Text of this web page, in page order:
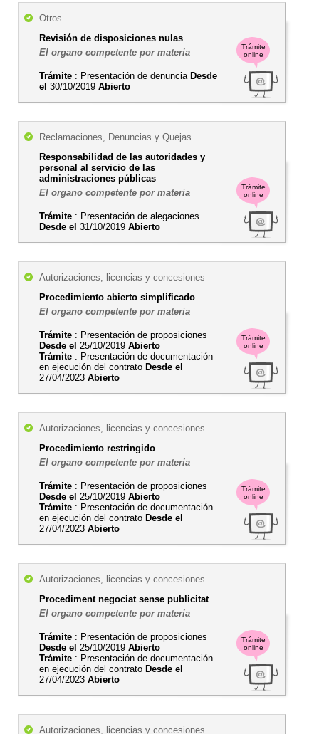
Trámite
online
Otros
Revisión de disposiciones nulas
El organo competente por materia
Trámite : Presentación de denuncia Desde
el 30/10/2019 Abierto
Trámite
online
Reclamaciones, Denuncias y Quejas
Responsabilidad de las autoridades y
personal al servicio de las
administraciones públicas
El organo competente por materia
Trámite : Presentación de alegaciones
Desde el 31/10/2019 Abierto
Trámite
online
Autorizaciones, licencias y concesiones
Procedimiento abierto simplificado
El organo competente por materia
Trámite : Presentación de proposiciones
Desde el 25/10/2019 Abierto
Trámite : Presentación de documentación
en ejecución del contrato Desde el
27/04/2023 Abierto
Trámite
online
Autorizaciones, licencias y concesiones
Procedimiento restringido
El organo competente por materia
Trámite : Presentación de proposiciones
Desde el 25/10/2019 Abierto
Trámite : Presentación de documentación
en ejecución del contrato Desde el
27/04/2023 Abierto
Trámite
online
Autorizaciones, licencias y concesiones
Procediment negociat sense publicitat
El organo competente por materia
Trámite : Presentación de proposiciones
Desde el 25/10/2019 Abierto
Trámite : Presentación de documentación
en ejecución del contrato Desde el
27/04/2023 Abierto
Autorizaciones, licencias y concesiones